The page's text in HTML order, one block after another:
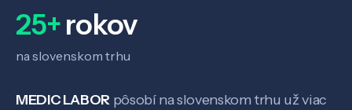
25+rokov
na slovenskom trhu
MEDIC LABOR pôsobí na slovenskom trhu už viac